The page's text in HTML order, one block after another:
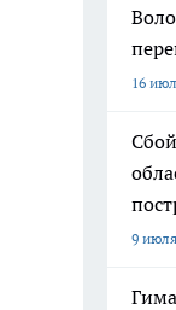
16
9 июля